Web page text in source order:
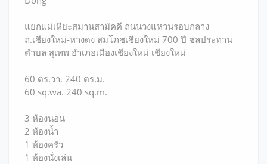
แยกแม่เหียะสมานสามัคคี ถนนวงแหวนรอบกลาง
ถ.เชียงใหม่-หางดง สมโภชเชียงใหม่ 700 ปี ชลประทาน
ตำบล สุเทพ อำเภอเมืองเชียงใหม่ เชียงใหม่
60 ตร.วา. 240 ตร.ม.
60 sq.wa. 240 sq.m.
3 ห้องนอน
2 ห้องน้ำ
1 ห้องครัว
1 ห้องนั่งเล่น